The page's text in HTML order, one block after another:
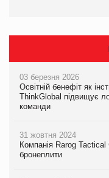
03 березня 2026
Освітній бенефіт як
ThinkGlobal підвищує
команди
31 жовтня 2024
Компанія Rarog Tactical
бронеплити